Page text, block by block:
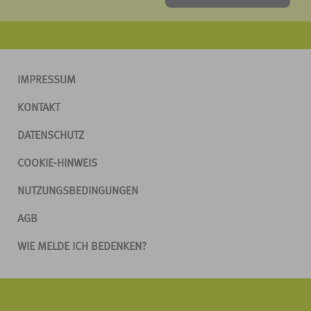
IMPRESSUM
KONTAKT
DATENSCHUTZ
COOKIE-HINWEIS
NUTZUNGSBEDINGUNGEN
AGB
WIE MELDE ICH BEDENKEN?